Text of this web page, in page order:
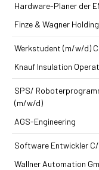
Hardware-Planer der
Finze & Wagner
Werkstudent (m/w/d)
Knauf Insulation
SPS/
(m/w/d)
AGS-Engineering
Software Entwickler
Wallner Automation